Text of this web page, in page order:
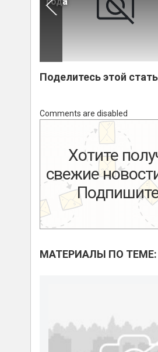
Поделитесь этой
Comments are disabled
Хотите
свежие
МАТЕРИАЛЫ ПО ТЕМЕ: